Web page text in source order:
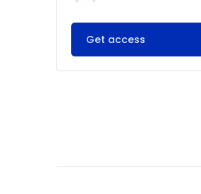
Get access